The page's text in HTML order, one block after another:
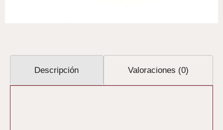
Descripción Valoraciones (0)